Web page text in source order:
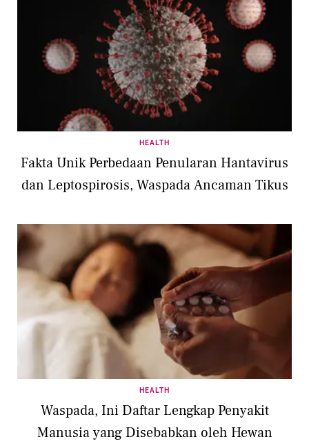
HEALTH
Fakta Unik Perbedaan Penularan Hantavirus
dan Leptospirosis, Waspada Ancaman Tikus
HEALTH
Waspada, Ini Daftar Lengkap Penyakit
Manusia yang Disebabkan oleh Hewan